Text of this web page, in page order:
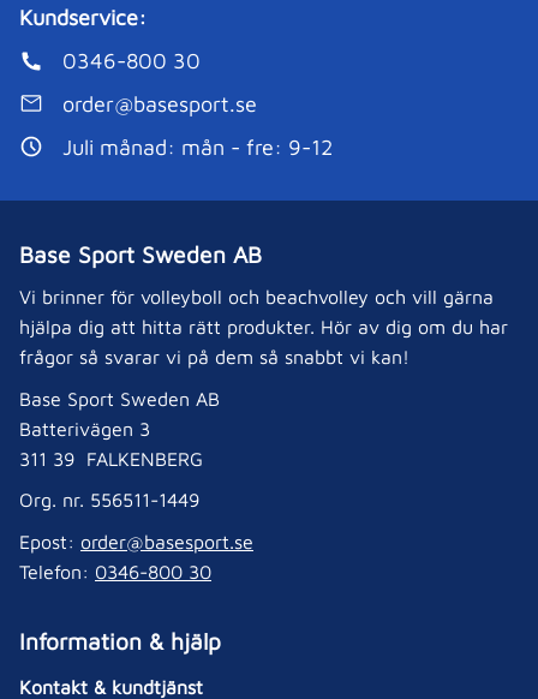
Kundservice:
0346-800 30
order@basesport.se
Juli månad: mån - fre: 9-12
Base Sport Sweden AB
Vi brinner för volleyboll och beachvolley och vill gärna
hjälpa dig att hitta rätt produkter. Hör av dig om du har
frågor så svarar vi på dem så snabbt vi kan!
Base Sport Sweden AB
Batterivägen 3
311 39 FALKENBERG
Org. nr. 556511-1449
Epost: order@basesport.se
Telefon: 0346-800 30
Information & hjälp
Kontakt & kundtjänst